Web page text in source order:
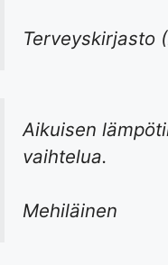
Terveyskirjasto
Aikuisen
vaihtelua.
Mehiläinen